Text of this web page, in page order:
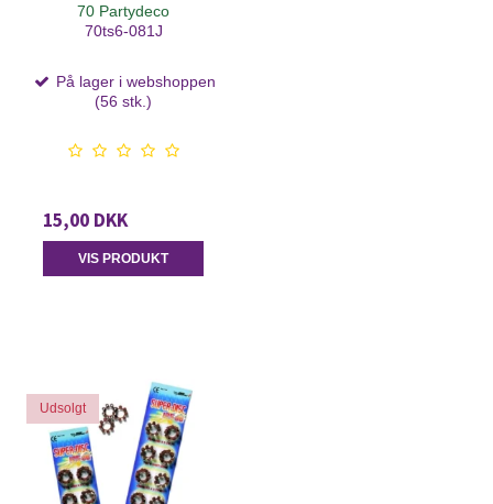
70 Partydeco
70ts6-081J
På lager i webshoppen
(56 stk.)
15,00 DKK
VIS PRODUKT
Udsolgt